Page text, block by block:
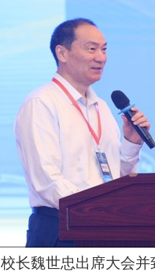
校长魏世忠出席大会并